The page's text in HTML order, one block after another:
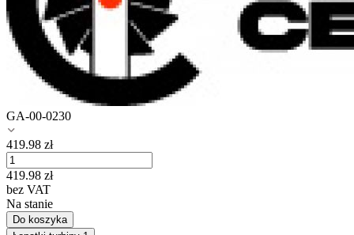
GA-00-0230
419.98 zł
419.98 zł
bez VAT
Na stanie
Do koszyka